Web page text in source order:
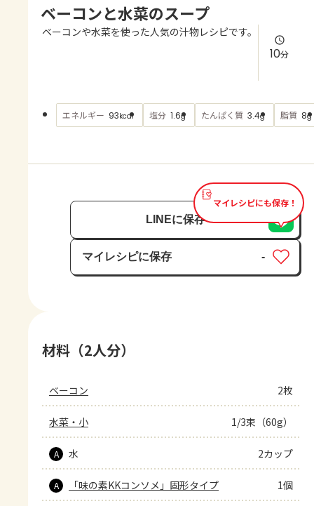
よくあるお問い合わせ
AJINOMOTO PARK とは
ベーコンと水菜のスープ
ベーコンや水菜を使った人気の汁物レシピです。
10分
エネルギー 93kcal 塩分 1.6g たんぱく質 3.4g 脂質 8g
マイレシピにも保存！
LINEに保存
マイレシピに保存
保存済み
-
材料（2人分）
ベーコン 2枚
水菜・小 1/3束（60g）
A 水 2カップ
A 「味の素KKコンソメ」固形タイプ 1個